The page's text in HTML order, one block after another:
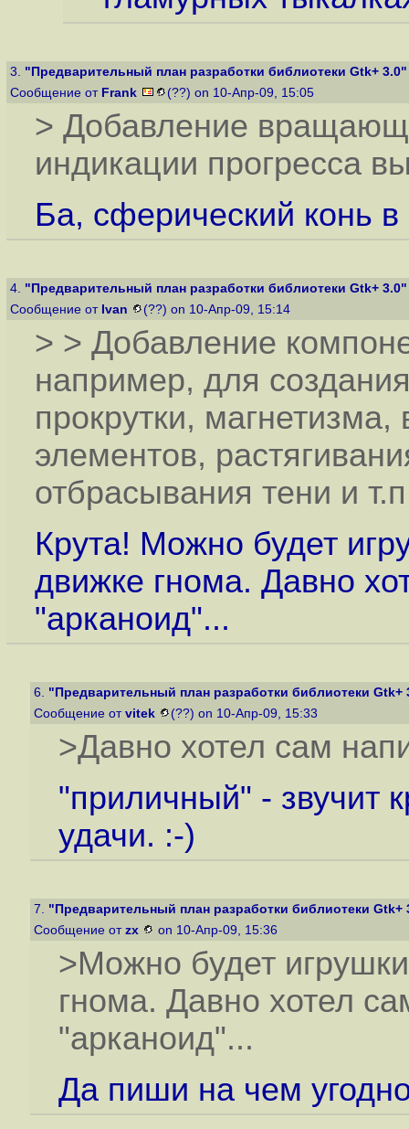
3. "Предварительный план разработки библиотеки Gtk+ 3.0"
Сообщение от Frank (??) on 10-Апр-09, 15:05
> Добавление
индикации прогресса
Ба, сферический конь
4. "Предварительный план разработки библиотеки Gtk+ 3.0"
Сообщение от Ivan (??) on 10-Апр-09, 15:14
> > Добавление
например, для
прокрутки, магнетизма,
элементов,
отбрасывания тени и
Крута! Можно будет
движке гнома. Давно
"арканоид"...
6. "Предварительный план разработки библиотеки Gtk+
Сообщение от vitek (??) on 10-Апр-09, 15:33
>Давно хотел сам
"приличный" - звучит
удачи. :-)
7. "Предварительный план разработки библиотеки Gtk+
Сообщение от zx on 10-Апр-09, 15:36
>Можно будет
гнома. Давно хотел
"арканоид"...
Да пиши на чем